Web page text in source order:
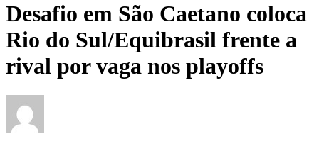
Desafio em São Caetano coloca
Rio do Sul/Equibrasil frente a
rival por vaga nos playoffs